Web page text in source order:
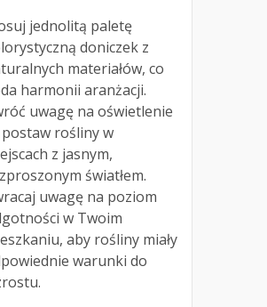
jednolitą paletę
doniczek z
materiałów, co
harmonii aranżacji.
uwagę na oświetlenie
rośliny w
z jasnym,
światłem.
uwagę na poziom
w Twoim
aby rośliny miały
warunki do